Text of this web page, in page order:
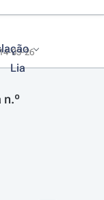
Lia
03-26
n.º